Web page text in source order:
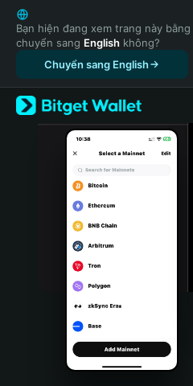
English
日本語
Tiếng Việt
Русский
Español (Latinoamérica)
Türkçe
Italiano
Português (Portugal)
Bahasa Indonesia
Português (Brasil)
Español (Argentina)
Bạn hiện đang xem trang này bằng
chuyển sang English không?
Chuyển sang English